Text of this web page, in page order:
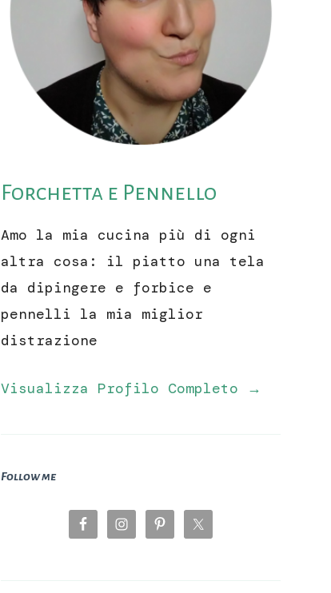
Forchetta e Pennello
Amo la mia cucina più di ogni
altra cosa: il piatto una tela
da dipingere e forbice e
pennelli la mia miglior
distrazione
Visualizza Profilo Completo →
Follow me